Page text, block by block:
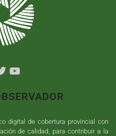
digital de cobertura provincial con
de calidad, para contribuir a la